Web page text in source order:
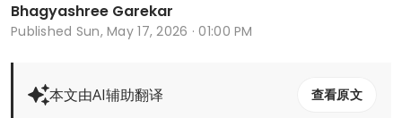
Bhagyashree Garekar
Published Sun, May 17, 2026 · 01:00 PM
本文由AI辅助翻译 查看原文